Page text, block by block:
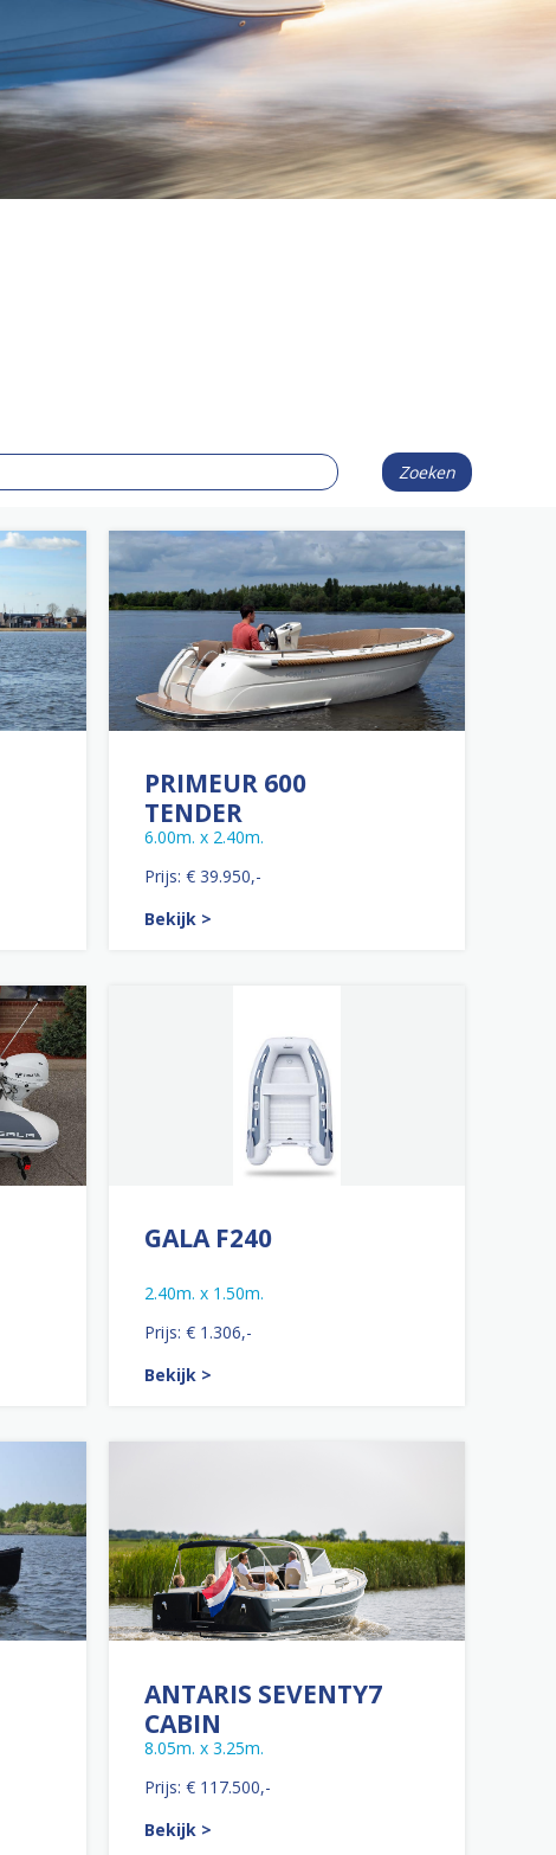
PRIMEUR 600
TENDER
6.00m. x 2.40m.
Prijs: € 39.950,-
Bekijk >
GALA F240
2.40m. x 1.50m.
Prijs: € 1.306,-
Bekijk >
ANTARIS SEVENTY7
CABIN
8.05m. x 3.25m.
Prijs: € 117.500,-
Bekijk >